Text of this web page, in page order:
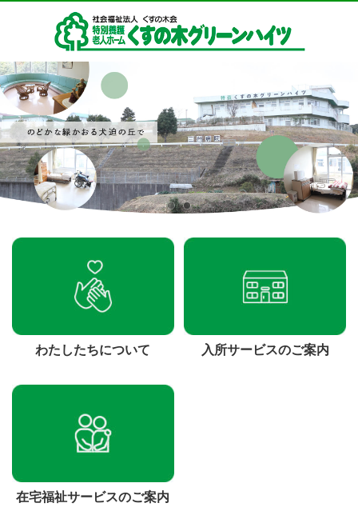
わたしたちについて 入所サービスのご案内
在宅福祉サービスのご案内